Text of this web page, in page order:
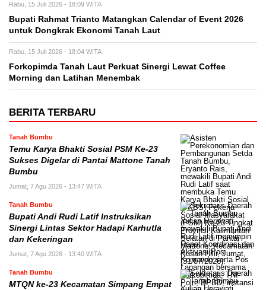
Rabu, 15 Juli 2026 - 18:09 WITA
Bupati Rahmat Trianto Matangkan Calendar of Event 2026
untuk Dongkrak Ekonomi Tanah Laut
Rabu, 15 Juli 2026 - 18:04 WITA
Forkopimda Tanah Laut Perkuat Sinergi Lewat Coffee
Morning dan Latihan Menembak
BERITA TERBARU
Tanah Bumbu
Temu Karya Bhakti Sosial PSM Ke-23
Sukses Digelar di Pantai Mattone Tanah
Bumbu
Jumat, 7 Agu 2026 - 13:47 WITA
Tanah Bumbu
Bupati Andi Rudi Latif Instruksikan
Sinergi Lintas Sektor Hadapi Karhutla
dan Kekeringan
Jumat, 7 Agu 2026 - 13:40 WITA
Tanah Bumbu
MTQN ke-23 Kecamatan Simpang Empat